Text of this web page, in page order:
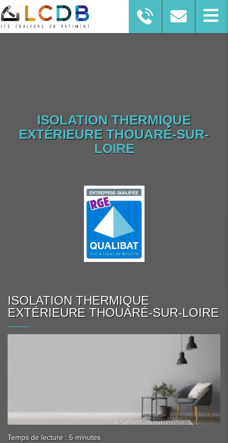
ISOLATION THERMIQUE
EXTÉRIEURE THOUARÉ-SUR-
LOIRE
ISOLATION THERMIQUE
EXTÉRIEURE THOUARÉ-SUR-LOIRE
Temps de lecture : 5 minutes